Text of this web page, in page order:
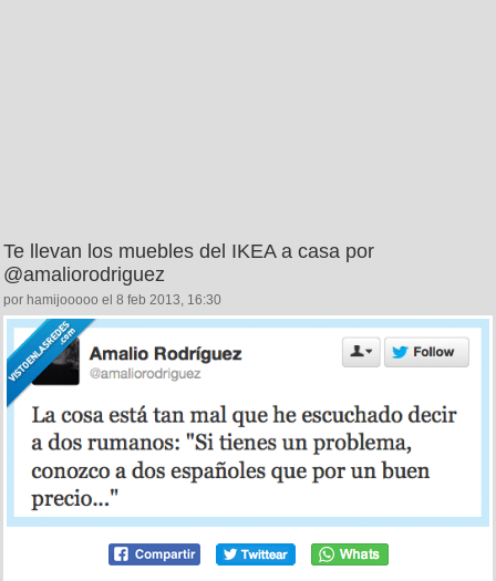
Te llevan los muebles del IKEA a casa por
@amaliorodriguez
por hamijooooo el 8 feb 2013, 16:30